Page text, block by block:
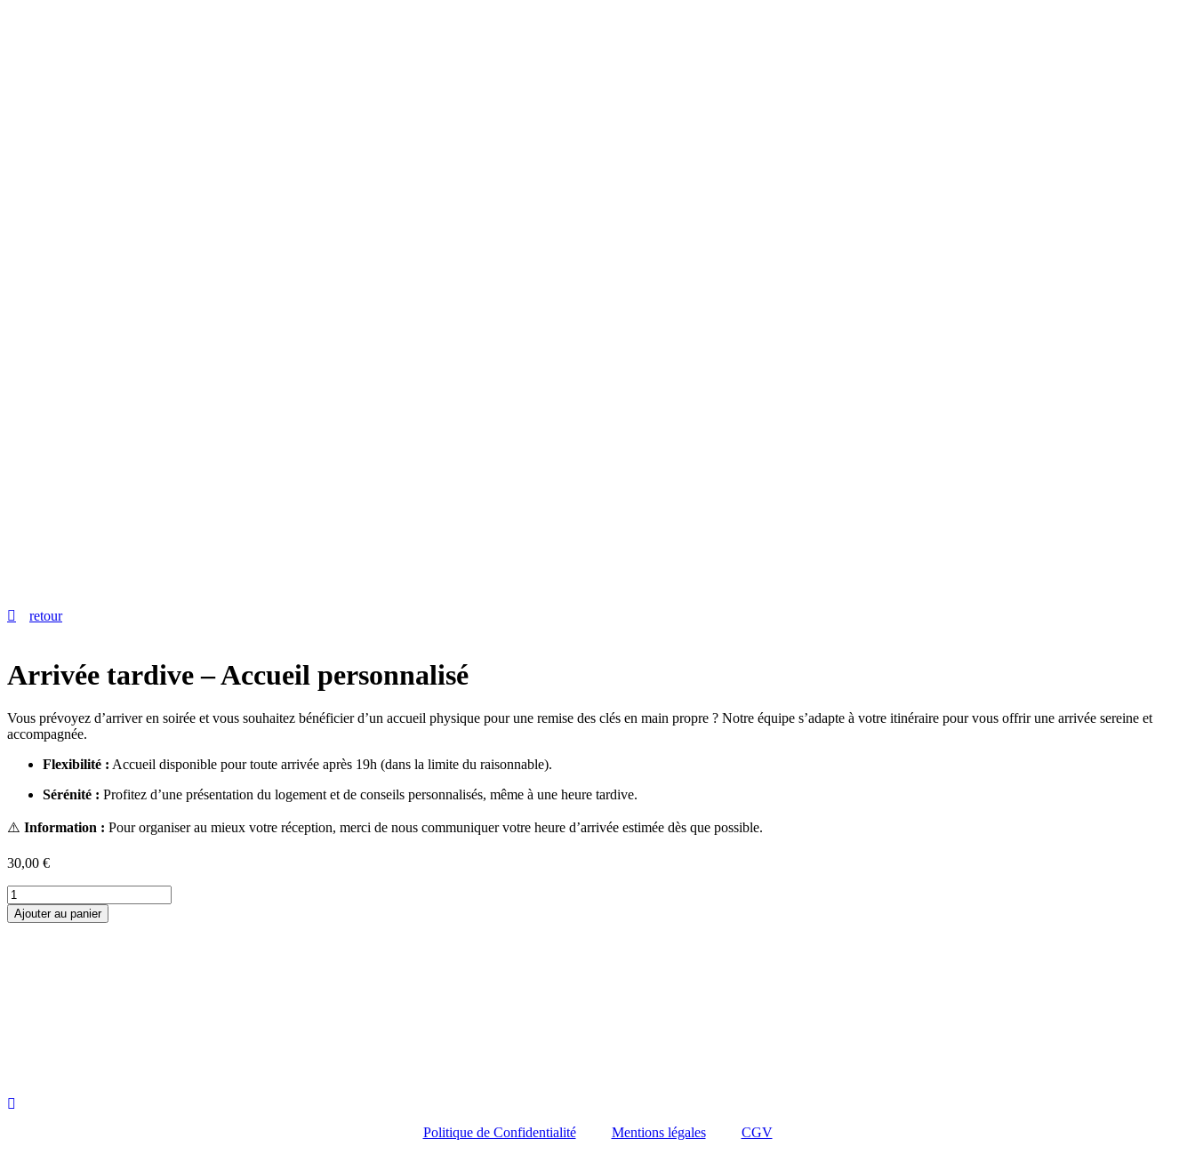
retour
Arrivée tardive – Accueil personnalisé
Vous prévoyez d’arriver en soirée et vous souhaitez bénéficier d’un accueil physique pour une remise des clés en main propre ? Notre équipe s’adapte à votre itinéraire pour vous offrir une arrivée sereine et
accompagnée.
Flexibilité : Accueil disponible pour toute arrivée après 19h (dans la limite du raisonnable).
Sérénité : Profitez d’une présentation du logement et de conseils personnalisés, même à une heure tardive.
⚠️ Information : Pour organiser au mieux votre réception, merci de nous communiquer votre heure d’arrivée estimée dès que possible.
30,00 €
quantité
de
Arrivée
Ajouter au panier
Politique de Confidentialité Mentions légales CGV